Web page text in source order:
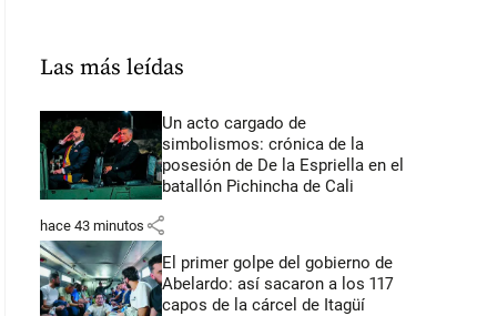
Las más leídas
Un acto cargado de
simbolismos: crónica de la
posesión de De la Espriella en el
batallón Pichincha de Cali
hace 43 minutos share
El primer golpe del gobierno de
Abelardo: así sacaron a los 117
capos de la cárcel de Itagüí